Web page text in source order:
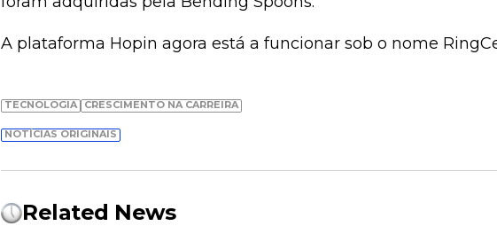
A plataforma Hopin agora está a funcionar sob o nome
TECNOLOGIA CRESCIMENTO NA CARREIRA
NOTÍCIAS ORIGINAIS
Related News